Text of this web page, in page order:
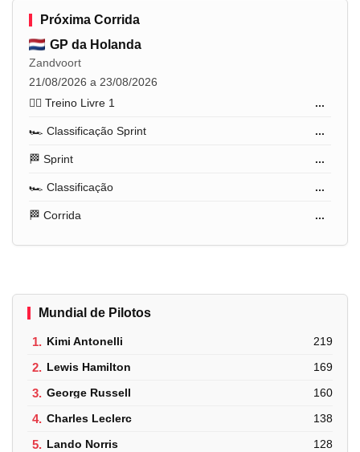
Próxima Corrida
GP da Holanda
Zandvoort
21/08/2026 a 23/08/2026
🏋️‍♂️ Treino Livre 1
...
🏎️ Classificação Sprint ...
🏁 Sprint ...
🏎️ Classificação ...
🏁 Corrida ...
Mundial de Pilotos
1. Kimi Antonelli 219
2. Lewis Hamilton 169
3. George Russell 160
4. Charles Leclerc 138
5. Lando Norris 128